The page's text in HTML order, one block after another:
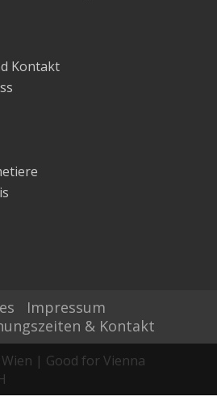
Kontakt
Impressum
& Kontakt
| Good for Vienna